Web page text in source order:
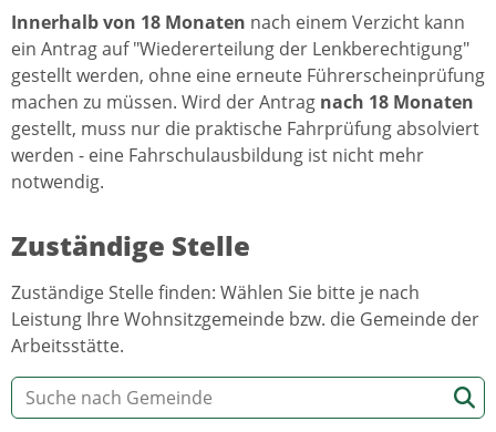
Innerhalb von 18 Monaten nach einem Verzicht kann
ein Antrag auf "Wiedererteilung der Lenkberechtigung"
gestellt werden, ohne eine erneute Führerscheinprüfung
machen zu müssen. Wird der Antrag nach 18 Monaten
gestellt, muss nur die praktische Fahrprüfung absolviert
werden - eine Fahrschulausbildung ist nicht mehr
notwendig.
Zuständige Stelle
Zuständige Stelle finden: Wählen Sie bitte je nach
Leistung Ihre Wohnsitzgemeinde bzw. die Gemeinde der
Arbeitsstätte.